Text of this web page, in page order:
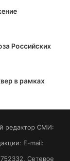
Российских
в рамках
редактор СМИ:
E-mail:
Сетевое